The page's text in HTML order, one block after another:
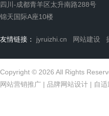
四川-成都青羊区太升南路288号
锦天国际A座10楼
友情链接： jyruizhi.cn 网站建设
Copyright © 2026 All Rights
网站营销推广 | 品牌网站设计 | 自